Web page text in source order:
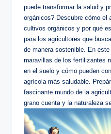
puede transformar la salud y
orgánicos? Descubre cómo el
cultivos orgánicos y por qué
para los agricultores que
de manera sostenible. En
maravillas de los fertilizantes
en el suelo y cómo pueden
agrícola más saludable.
fascinante mundo de la
grano cuenta y la naturaleza